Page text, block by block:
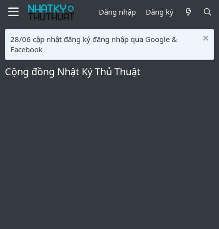
Đăng nhập Đăng ký
28/06 cập nhật đăng ký đăng nhập qua Google &
Facebook
Cộng đồng Nhật Ký Thủ Thuật